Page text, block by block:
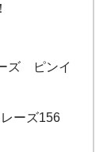
ズ ピンイ
ーズ156